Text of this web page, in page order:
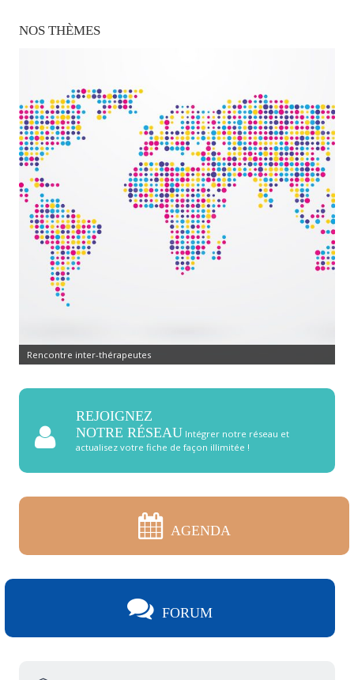
NOS THÈMES
Rencontre inter-thérapeutes
REJOIGNEZ
NOTRE RÉSEAU Intégrer notre réseau et
actualisez votre fiche de façon illimitée !
AGENDA
FORUM